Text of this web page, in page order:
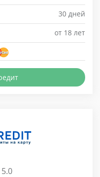
30 дней
от 18 лет